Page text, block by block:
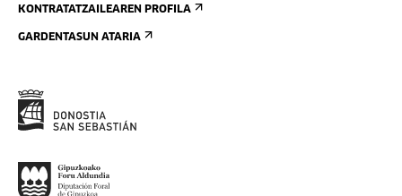
KONTRATATZAILEAREN PROFILA
GARDENTASUN ATARIA